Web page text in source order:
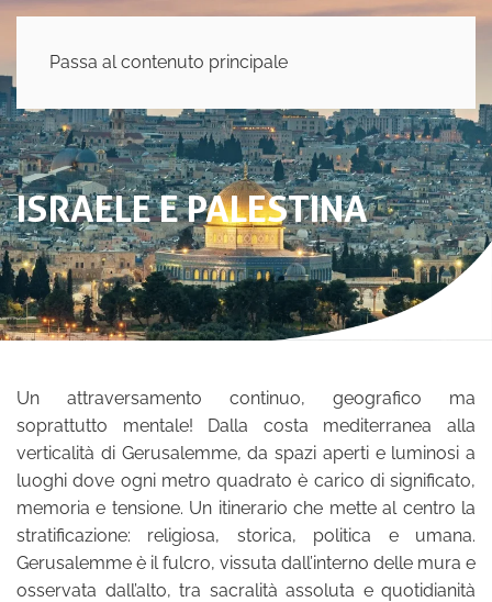
Passa al contenuto principale
ISRAELE E PALESTINA
Un attraversamento continuo, geografico ma
soprattutto mentale! Dalla costa mediterranea alla
verticalità di Gerusalemme, da spazi aperti e luminosi a
luoghi dove ogni metro quadrato è carico di significato,
memoria e tensione. Un itinerario che mette al centro la
stratificazione: religiosa, storica, politica e umana.
Gerusalemme è il fulcro, vissuta dall’interno delle mura e
osservata dall’alto, tra sacralità assoluta e quotidianità